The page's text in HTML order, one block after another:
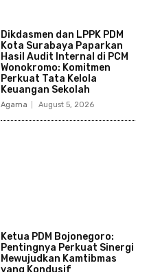
Dikdasmen dan LPPK PDM
Kota Surabaya Paparkan
Hasil Audit Internal di PCM
Wonokromo: Komitmen
Perkuat Tata Kelola
Keuangan Sekolah
Agama August 5, 2026
Ketua PDM Bojonegoro:
Pentingnya Perkuat Sinergi
Mewujudkan Kamtibmas